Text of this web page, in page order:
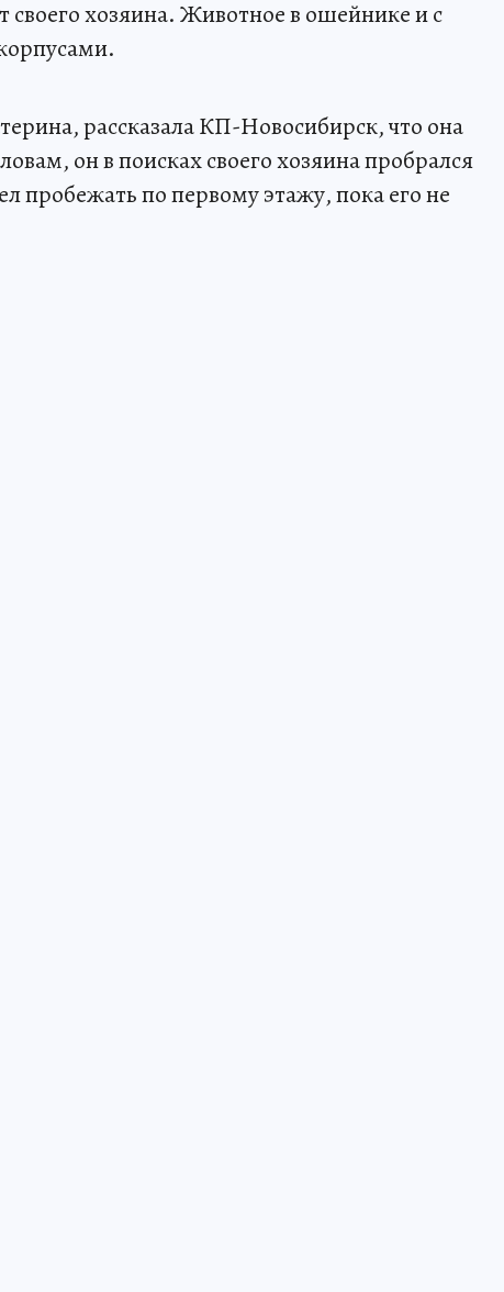
хозяина. Животное в ошейнике и с
рассказала КП-Новосибирск, что она
он в поисках своего хозяина пробрался
пробежать по первому этажу, пока его не